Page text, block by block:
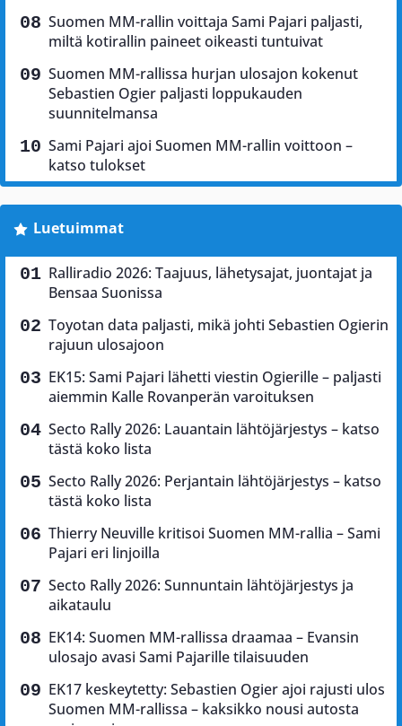
Suomen MM-rallin voittaja Sami Pajari paljasti,
miltä kotirallin paineet oikeasti tuntuivat
Suomen MM-rallissa hurjan ulosajon kokenut
Sebastien Ogier paljasti loppukauden
suunnitelmansa
Sami Pajari ajoi Suomen MM-rallin voittoon –
katso tulokset
Luetuimmat
Ralliradio 2026: Taajuus, lähetysajat, juontajat ja
Bensaa Suonissa
Toyotan data paljasti, mikä johti Sebastien Ogierin
rajuun ulosajoon
EK15: Sami Pajari lähetti viestin Ogierille – paljasti
aiemmin Kalle Rovanperän varoituksen
Secto Rally 2026: Lauantain lähtöjärjestys – katso
tästä koko lista
Secto Rally 2026: Perjantain lähtöjärjestys – katso
tästä koko lista
Thierry Neuville kritisoi Suomen MM-rallia – Sami
Pajari eri linjoilla
Secto Rally 2026: Sunnuntain lähtöjärjestys ja
aikataulu
EK14: Suomen MM-rallissa draamaa – Evansin
ulosajo avasi Sami Pajarille tilaisuuden
EK17 keskeytetty: Sebastien Ogier ajoi rajusti ulos
Suomen MM-rallissa – kaksikko nousi autosta